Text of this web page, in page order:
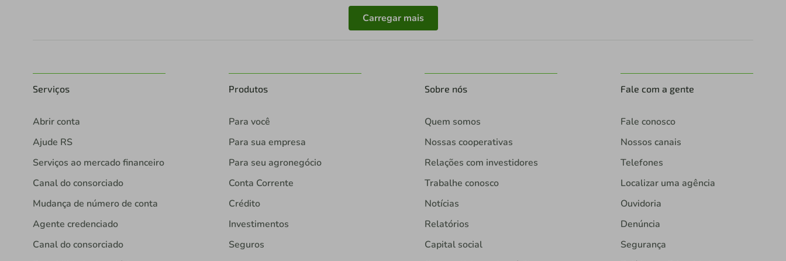
Carregar mais
Serviços
Abrir conta
Ajude RS
Serviços ao mercado financeiro
Canal do consorciado
Mudança de número de conta
Agente credenciado
Canal do consorciado
Produtos
Para você
Para sua empresa
Para seu agronegócio
Conta Corrente
Crédito
Investimentos
Seguros
Sobre nós
Quem somos
Nossas cooperativas
Relações com investidores
Trabalhe conosco
Notícias
Relatórios
Capital social
Fale com a gente
Fale conosco
Nossos canais
Telefones
Localizar uma agência
Ouvidoria
Denúncia
Segurança